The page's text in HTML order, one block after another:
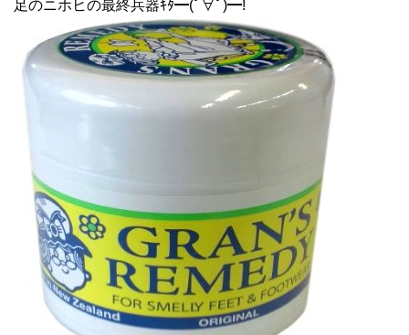
足のニホヒの最終兵器ｷﾀ━(ﾟ∀ﾟ)━!